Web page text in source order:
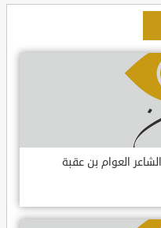
العوام بن عقبة